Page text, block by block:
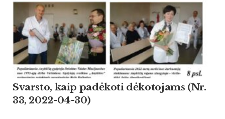
Svarsto, kaip padėkoti dėkotojams (Nr.
33, 2022-04-30)